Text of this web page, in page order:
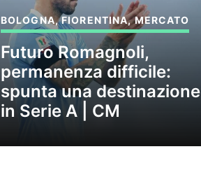
BOLOGNA,FIORENTINA,MERCATO
Futuro Romagnoli,
permanenza difficile:
spunta una destinazione
in Serie A | CM